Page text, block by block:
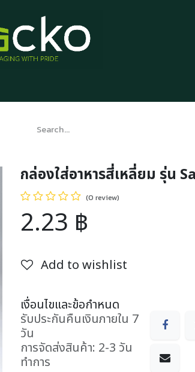
กล่องใส่อาหารสี่เหลี่ยม รุ่น
(0 review)
2.23 ฿
Add to wishlist
เงื่อนไขและข้อกำหนด
รับประกันคืนเงินภายใน 7
วัน
การจัดส่งสินค้า: 2-3 วัน
ทำการ